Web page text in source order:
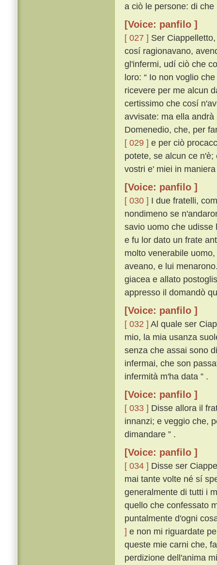
a ciò le persone: di
[Voice: panfilo ]
[ 027 ] Ser
cosí ragionavano,
gl'infermi, udí ciò che
loro: “ Io non voglio
ricevere per me alcun
certissimo che cosí
avvisate: ma ella
Domenedio, che, per
[ 029 ] e per ciò
potete, se alcun ce
vostri e' miei in
[Voice: panfilo ]
[ 030 ] I due fratelli,
nondimeno se
savio uomo che udisse
e fu lor dato un frate
molto venerabile
aveano, e lui
giacea e allato
appresso il domandò
[Voice: panfilo ]
[ 032 ] Al quale ser
mio, la mia usanza
senza che assai sono
infermai, che son
infermità m'ha data ” .
[Voice: panfilo ]
[ 033 ] Disse allora il
innanzi; e veggio che,
dimandare ” .
[Voice: panfilo ]
[ 034 ] Disse ser
mai tante volte né sí
generalmente di tutti i
quello che confessato
puntalmente d'ogni
] e non mi riguardate
queste mie carni che,
perdizione dell'anima